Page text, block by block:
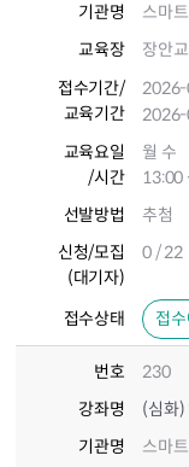
기관명
스마
교육장
장안
접수기간/
교육기간
교육요일
/시간
월 수
13:00
선발방법
추첨
신청/모집
(대기자)
0 / 22
접수상태 접
번호
230
강좌명
(심화)
기관명
스마